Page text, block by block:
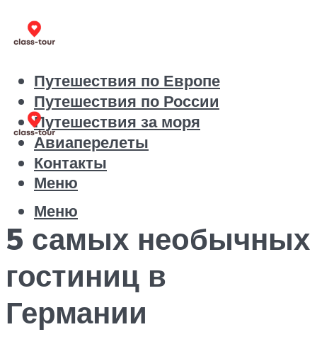
Путешествия по Европе
Путешествия по России
Путешествия за моря
Авиаперелеты
Контакты
Меню
Меню
5 самых необычных
гостиниц в
Германии